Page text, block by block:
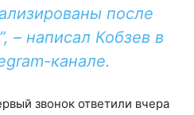
после
– написал Кобзев в
канале.
звонок ответили вчера